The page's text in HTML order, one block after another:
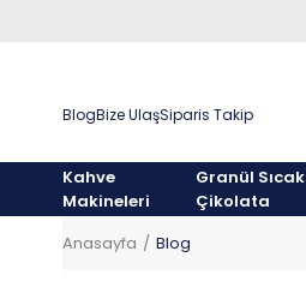
BlogBize UlaşSiparis Takip
Kahve
Makineleri
Granül Sıcak
Çikolata
Anasayfa
Blog